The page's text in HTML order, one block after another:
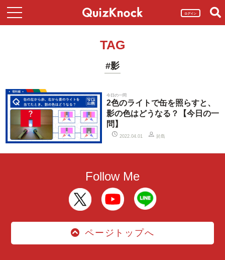
ログイン
TAG
#影
今日の一問
2色のライトで缶を照らすと、
影の色はどうなる？【今日の一
問】
2022.04.01 於島
Follow Me
ページトップへ